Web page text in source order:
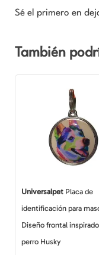
Sé el primero en
También
Universalpet Placa de
identificación para
Diseño frontal
perro Husky